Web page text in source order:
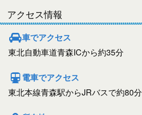
アクセス情報
車でアクセス
東北自動車道青森ICから約35分
電車でアクセス
東北本線青森駅からJRバスで約80分